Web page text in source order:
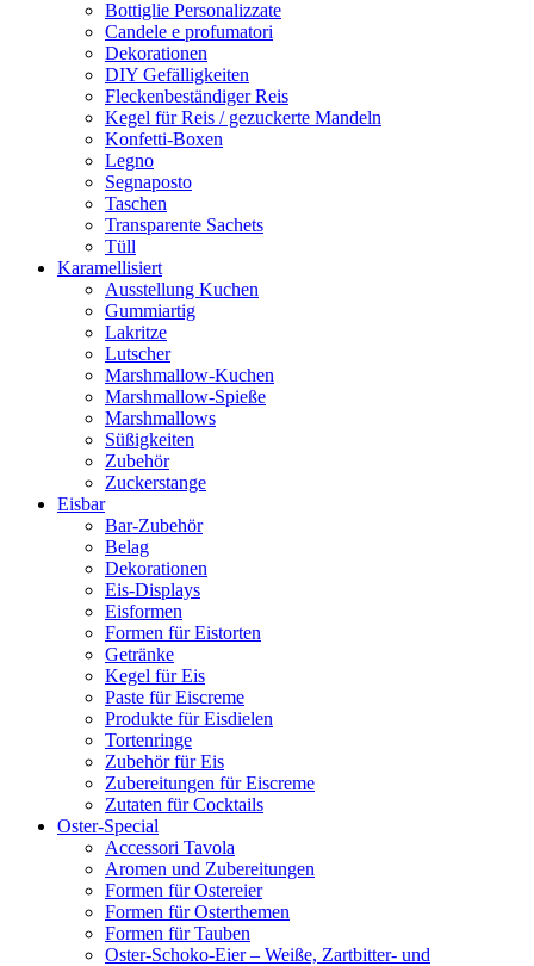
Bottiglie Personalizzate
Candele e profumatori
Dekorationen
DIY Gefälligkeiten
Fleckenbeständiger Reis
Kegel für Reis / gezuckerte Mandeln
Konfetti-Boxen
Legno
Segnaposto
Taschen
Transparente Sachets
Tüll
Karamellisiert
Ausstellung Kuchen
Gummiartig
Lakritze
Lutscher
Marshmallow-Kuchen
Marshmallow-Spieße
Marshmallows
Süßigkeiten
Zubehör
Zuckerstange
Eisbar
Bar-Zubehör
Belag
Dekorationen
Eis-Displays
Eisformen
Formen für Eistorten
Getränke
Kegel für Eis
Paste für Eiscreme
Produkte für Eisdielen
Tortenringe
Zubehör für Eis
Zubereitungen für Eiscreme
Zutaten für Cocktails
Oster-Special
Accessori Tavola
Aromen und Zubereitungen
Formen für Ostereier
Formen für Osterthemen
Formen für Tauben
Oster-Schoko-Eier – Weiße, Zartbitter- und